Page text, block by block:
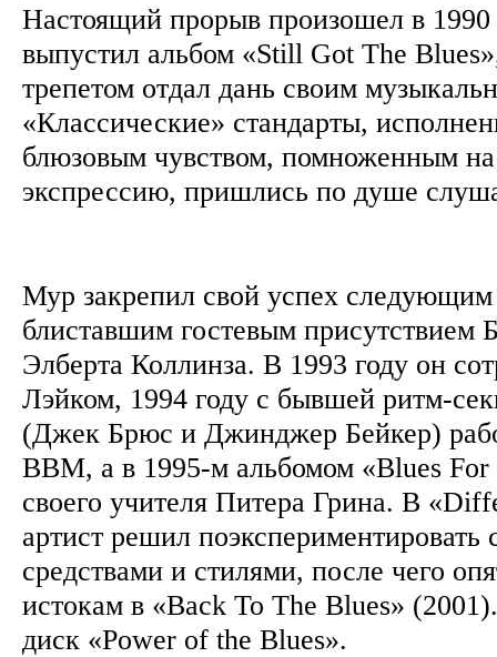
Настоящий прорыв произошел в 1990
выпустил альбом «Still Got The
трепетом отдал дань своим
«Классические» стандарты,
блюзовым чувством, помноженным
экспрессию, пришлись по душе
Мур закрепил свой успех
блиставшим гостевым присутствием
Элберта Коллинза. В 1993 году он
Лэйком, 1994 году с бывшей ритм-
(Джек Брюс и Джинджер Бейкер)
BBM, а в 1995-м альбомом «Blues For
своего учителя Питера Грина. В
артист решил
средствами и стилями, после чего
истокам в «Back To The Blues»
диск «Power of the Blues».